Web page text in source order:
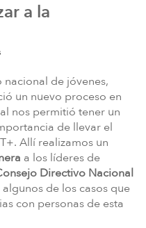
a la
nacional de jóvenes,
un nuevo proceso en
nos permitió tener un
de llevar el
Allí realizamos un
a los líderes de
Directivo Nacional
de los casos que
con personas de esta